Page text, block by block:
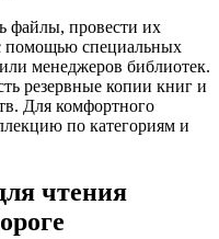
файлы, провести их
помощью специальных
менеджеров библиотек.
резервные копии книг и
Для комфортного
по категориям и
чтения